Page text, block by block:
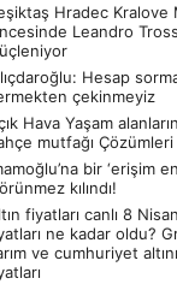
Hradec Kralove
Leandro
Hesap
çekinmeyiz
Hava Yaşam
mutfağı Çözümleri
bir ‘erişim
kılındı!
fiyatları canlı 8
ne kadar oldu?
ve cumhuriyet